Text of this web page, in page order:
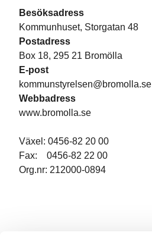
Besöksadress
Kommunhuset, Storgatan 48
Postadress
Box 18, 295 21 Bromölla
E-post
kommunstyrelsen@bromolla.se
Webbadress
www.bromolla.se
Växel: 0456-82 20 00
Fax: 0456-82 22 00
Org.nr: 212000-0894